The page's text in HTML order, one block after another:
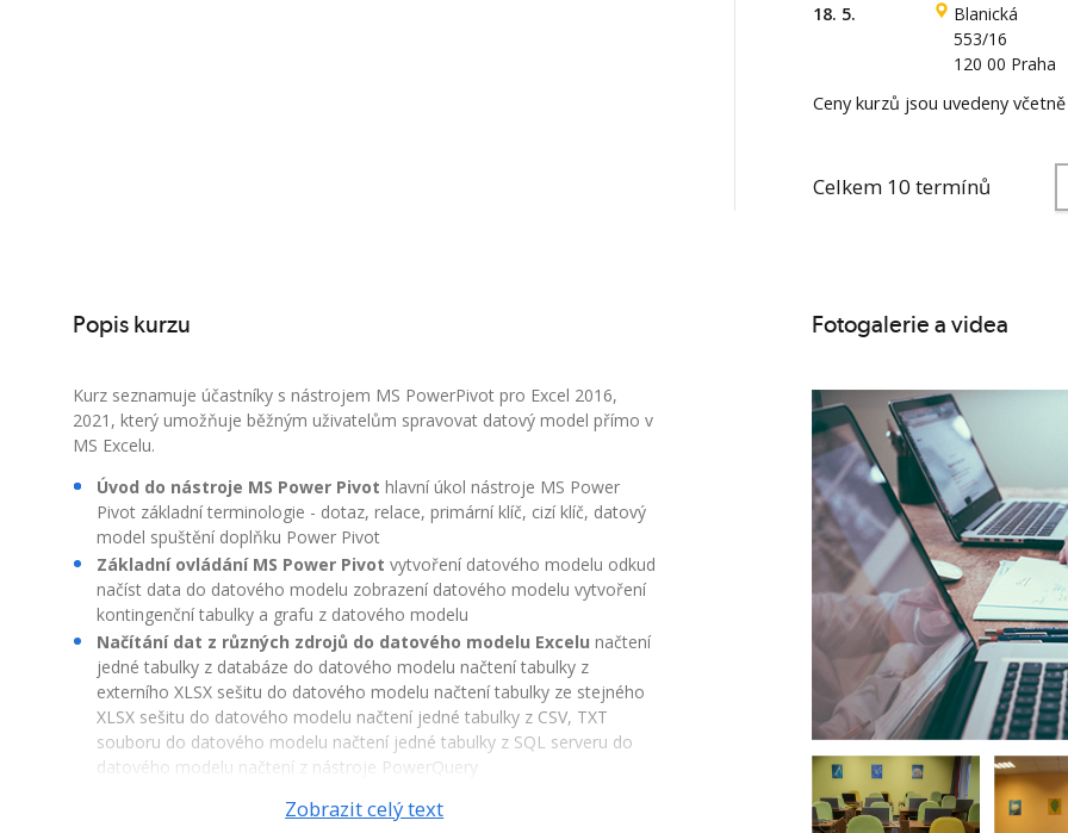
18. 5.
Blanická
553/16
120 00 Praha
Ceny kurzů jsou uvedeny
Celkem 10 termínů
Popis kurzu
Kurz seznamuje účastníky s nástrojem MS PowerPivot pro Excel 2016,
2021, který umožňuje běžným uživatelům spravovat datový model přímo v
MS Excelu.
Úvod do nástroje MS Power Pivot hlavní úkol nástroje MS Power
Pivot základní terminologie - dotaz, relace, primární klíč, cizí klíč, datový
model spuštění doplňku Power Pivot
Základní ovládání MS Power Pivot vytvoření datového modelu odkud
načíst data do datového modelu zobrazení datového modelu vytvoření
kontingenční tabulky a grafu z datového modelu
Načítání dat z různých zdrojů do datového modelu Excelu načtení
jedné tabulky z databáze do datového modelu načtení tabulky z
externího XLSX sešitu do datového modelu načtení tabulky ze stejného
XLSX sešitu do datového modelu načtení jedné tabulky z CSV, TXT
souboru do datového modelu načtení jedné tabulky z SQL serveru do
datového modelu načtení z nástroje PowerQuery
více tabulek z Accessu vytváření vazeb mezi tabulkami - vytvoření relace
Zobrazit celý text
Fotogalerie a videa